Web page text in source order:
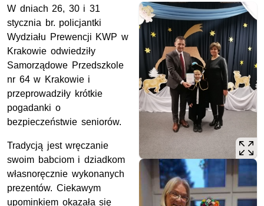
W dniach 26, 30 i 31
stycznia br. policjantki
Wydziału Prewencji KWP w
Krakowie odwiedziły
Samorządowe Przedszkole
nr 64 w Krakowie i
przeprowadziły krótkie
pogadanki o
bezpieczeństwie seniorów.
Tradycją jest wręczanie
swoim babciom i dziadkom
własnoręcznie wykonanych
prezentów. Ciekawym
upominkiem okazała się